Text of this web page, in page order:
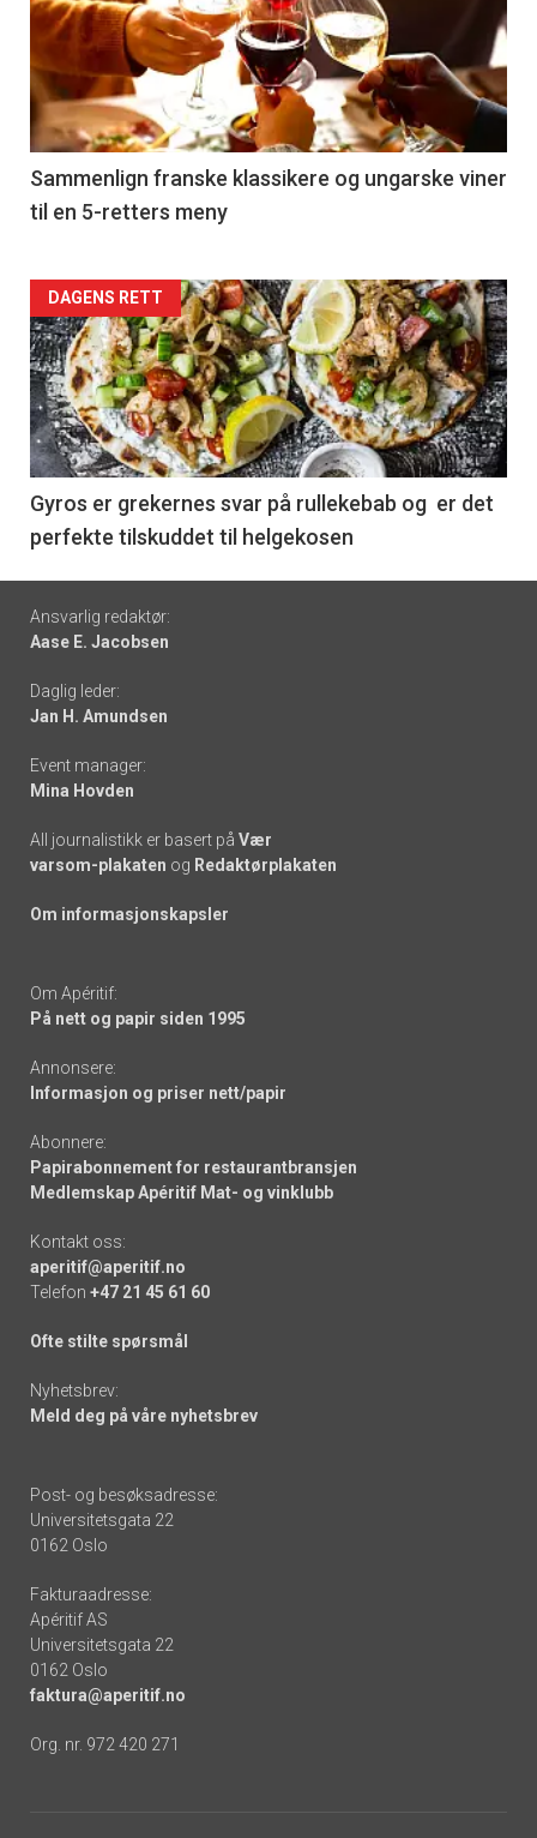
akkurat
nå
-
5
Sammenlign franske klassikere og ungarske viner
til en 5-retters meny
Forsiden
akkurat
nå
-
6
DAGENS RETT
Gyros er grekernes svar på rullekebab og er det
perfekte tilskuddet til helgekosen
Footer
-
links
Ansvarlig redaktør:
Aase E. Jacobsen
Daglig leder:
Jan H. Amundsen
Event manager:
Mina Hovden
All journalistikk er basert på Vær
varsom-plakaten og Redaktørplakaten
Om informasjonskapsler
Om Apéritif:
På nett og papir siden 1995
Annonsere:
Informasjon og priser nett/papir
Abonnere:
Papirabonnement for restaurantbransjen
Medlemskap Apéritif Mat- og vinklubb
Kontakt oss:
aperitif@aperitif.no
Telefon +47 21 45 61 60
Ofte stilte spørsmål
Nyhetsbrev:
Meld deg på våre nyhetsbrev
Post- og besøksadresse:
Universitetsgata 22
0162 Oslo
Fakturaadresse:
Apéritif AS
Universitetsgata 22
0162 Oslo
faktura@aperitif.no
Org. nr. 972 420 271